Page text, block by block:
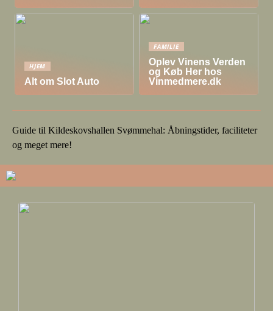
HJEM
Alt om Slot Auto
FAMILIE
Oplev Vinens Verden
og Køb Her hos
Vinmedmere.dk
Guide til Kildeskovshallen Svømmehal: Åbningstider, faciliteter
og meget mere!